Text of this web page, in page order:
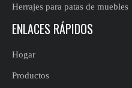
Herrajes para patas de muebles
ENLACES RÁPIDOS
Hogar
Productos